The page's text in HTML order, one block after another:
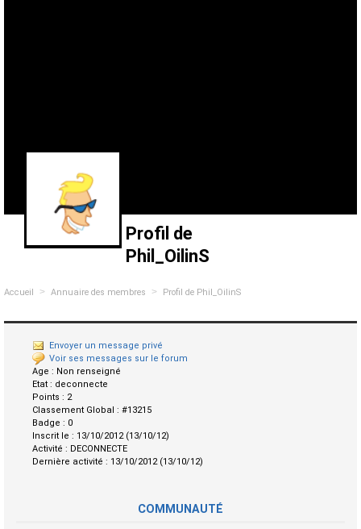
Profil de
Phil_OilinS
Accueil > Annuaire des membres > Profil de Phil_OilinS
Envoyer un message privé
Voir ses messages sur le forum
Age : Non renseigné
Etat : deconnecte
Points : 2
Classement Global : #13215
Badge : 0
Inscrit le : 13/10/2012 (13/10/12)
Activité : DECONNECTE
Dernière activité : 13/10/2012 (13/10/12)
COMMUNAUTÉ